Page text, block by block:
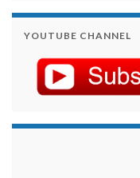
YOUTUBE CHANNEL